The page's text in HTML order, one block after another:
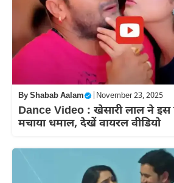
ByShabab Aalam November 23, 2025
Dance Video : खेसारी लाल ने इस
मचाया धमाल, देखें वायरल वीडियो